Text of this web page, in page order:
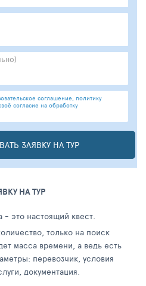
соглашение, политику
согласие на обработку
ЗАЯВКУ НА ТУР
НА ТУР
- это настоящий квест.
только на поиск
масса времени, а ведь есть
перевозчик, условия
документация.